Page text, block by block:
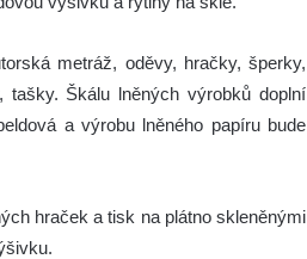
metráž, oděvy, hračky, šperky,
tašky. Škálu lněných výrobků doplní
a výrobu lněného papíru bude
hraček a tisk na plátno skleněnými